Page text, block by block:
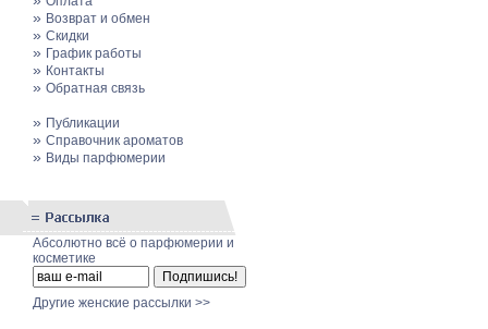
» Возврат и обмен
» Скидки
» График работы
» Контакты
» Обратная связь
» Публикации
» Cправочник ароматов
» Виды парфюмерии
Абсолютно всё о парфюмерии и
косметике
Другие женские рассылки >>